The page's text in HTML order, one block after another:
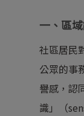
一、區
社區居民
公眾的事
譽感，認
識」（